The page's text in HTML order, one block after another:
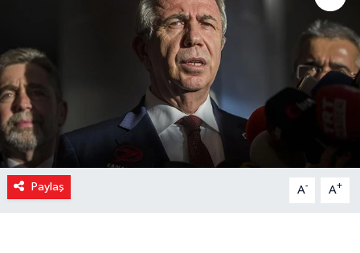
Paylaş A- A+